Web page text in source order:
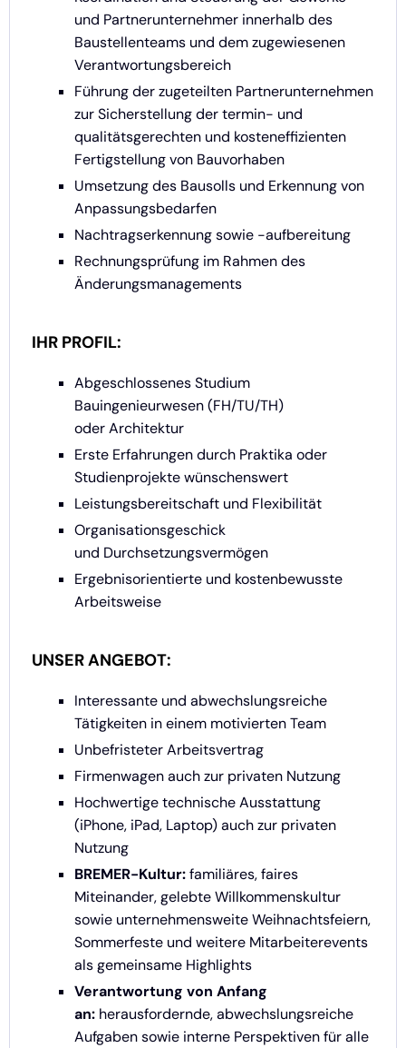
und Partnerunternehmer innerhalb des
Baustellenteams und dem zugewiesenen
Verantwortungsbereich
Führung der zugeteilten Partnerunternehmen
zur Sicherstellung der termin- und
qualitätsgerechten und kosteneffizienten
Fertigstellung von Bauvorhaben
Umsetzung des Bausolls und Erkennung von
Anpassungsbedarfen
Nachtragserkennung sowie -aufbereitung
Rechnungsprüfung im Rahmen des
Änderungsmanagements
IHR PROFIL:
Abgeschlossenes Studium
Bauingenieurwesen (FH/TU/TH)
oder Architektur
Erste Erfahrungen durch Praktika oder
Studienprojekte wünschenswert
Leistungsbereitschaft und Flexibilität
Organisationsgeschick
und Durchsetzungsvermögen
Ergebnisorientierte und kostenbewusste
Arbeitsweise
UNSER ANGEBOT:
Interessante und abwechslungsreiche
Tätigkeiten in einem motivierten Team
Unbefristeter Arbeitsvertrag
Firmenwagen auch zur privaten Nutzung
Hochwertige technische Ausstattung
(iPhone, iPad, Laptop) auch zur privaten
Nutzung
BREMER-Kultur:familiäres, faires
Miteinander, gelebte Willkommenskultur
sowie unternehmensweite Weihnachtsfeiern,
Sommerfeste und weitere Mitarbeiterevents
als gemeinsame Highlights
Verantwortung von Anfang
an: herausfordernde, abwechslungsreiche
Aufgaben sowie interne Perspektiven für alle